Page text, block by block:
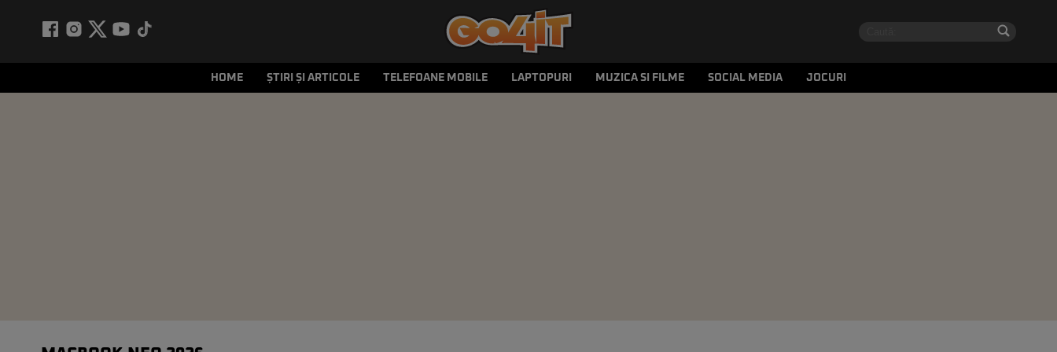
HOME ȘTIRI ȘI ARTICOLE TELEFOANE MOBILE LAPTOPURI MUZICA SI FILME SOCIAL MEDIA JOCURI